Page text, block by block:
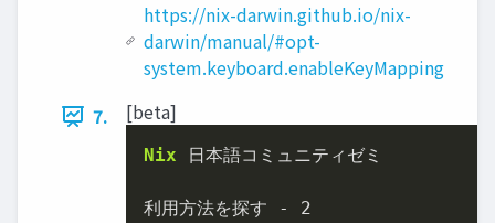
https://nix-darwin.github.io/nix-
darwin/manual/#opt-
system.keyboard.enableKeyMapping
7.
[beta]
Nix 日本語コミュニティゼミ
利用方法を探す - 2